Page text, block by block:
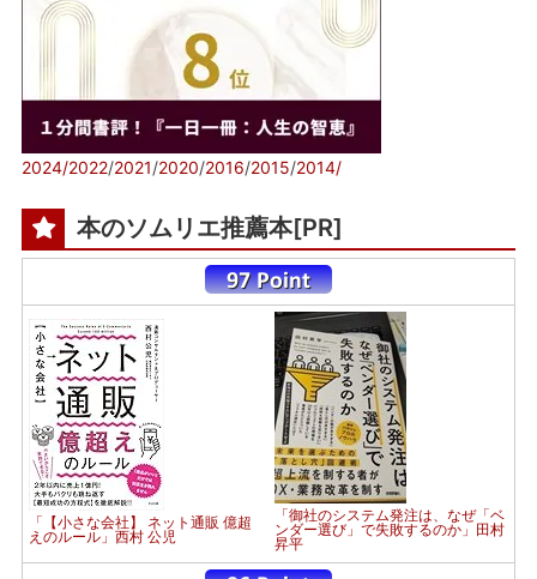
2024/2022/2021/2020/2016/2015/2014/
本のソムリエ推薦本[PR]
「【小さな会社】 ネット通販 億超
えのルール」西村 公児
「御社のシステム発注は、なぜ「ベ
ンダー選び」で失敗するのか」田村
昇平